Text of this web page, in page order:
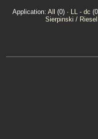
Application: All (0) · LL - dc
Sierpinski /